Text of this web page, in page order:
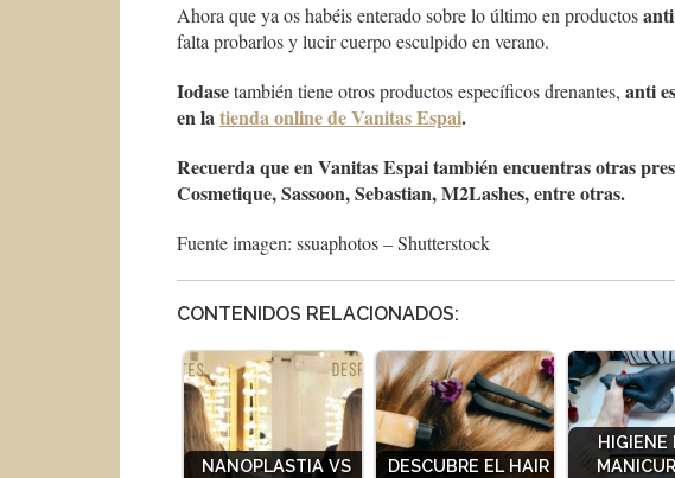
Ahora que ya os habéis enterado sobre lo último en productos
falta probarlos y lucir cuerpo esculpido en verano.
Iodasetambién tiene otros productos específicos drenantes, anti
en latienda online de Vanitas Espai.
Recuerda que en Vanitas Espai también encuentras otras
Cosmetique, Sassoon, Sebastian, M2Lashes, entre otras.
Fuente imagen: ssuaphotos – Shutterstock
CONTENIDOS RELACIONADOS:
NANOPLASTIA VS
DESCUBRE EL HAIR
HIGIENE